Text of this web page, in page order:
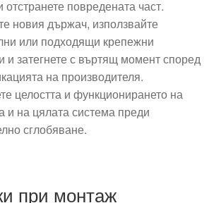
повредената част.
новия държач, използвайте
или подходящи крепежни
и затегнете с въртящ момент според
на производителя.
целостта и функционирането на
и на цялата система преди
сглобяване.
при монтаж